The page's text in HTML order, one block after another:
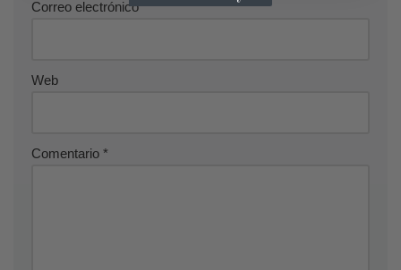
Correo electrónico*
Web
Comentario *